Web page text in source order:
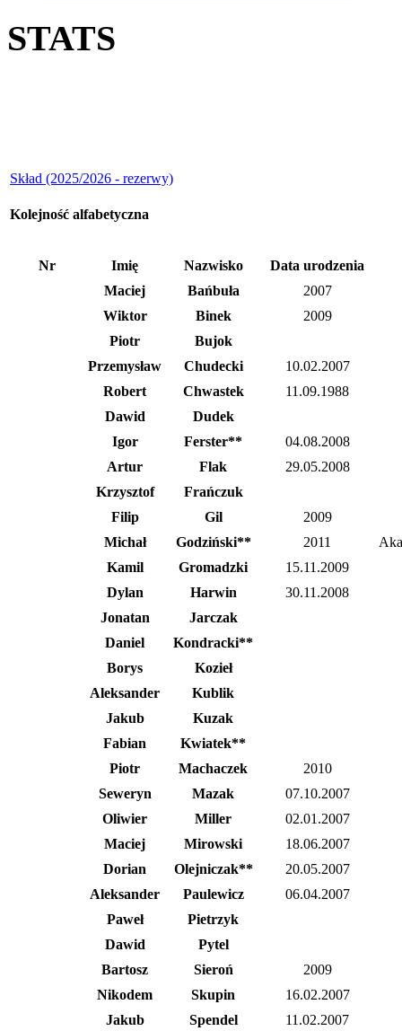
STATS
Skład (2025/2026 - rezerwy)
Kolejność alfabetyczna
Nr Imię Nazwisko
Data urodzenia
Maciej
Bańbuła
2007
Wiktor
Binek
2009
Piotr
Bujok
Przemysław
Chudecki
10.02.2007
Robert
Chwastek
11.09.1988
Dawid
Dudek
Igor
Ferster**
04.08.2008
Artur
Flak
29.05.2008
Krzysztof
Frańczuk
Filip
Gil
2009
Michał
Godziński** 2011
Kamil
Gromadzki
15.11.2009
Dylan
Harwin
30.11.2008
Jonatan
Jarczak
Daniel
Kondracki**
Borys
Kozieł
Aleksander
Kublik
Jakub
Kuzak
Fabian
Kwiatek**
Piotr
Machaczek
2010
Seweryn
Mazak
07.10.2007
Oliwier
Miller
02.01.2007
Maciej
Mirowski
18.06.2007
Dorian
Olejniczak**
20.05.2007
Aleksander
Paulewicz
06.04.2007
Paweł
Pietrzyk
Dawid
Pytel
Bartosz
Sieroń
2009
Nikodem
Skupin
16.02.2007
Jakub
Spendel 11.02.2007